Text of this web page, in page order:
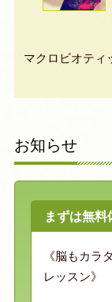
マクロビオティ
お知らせ
まずは無
《脳もカラ
レッスン》